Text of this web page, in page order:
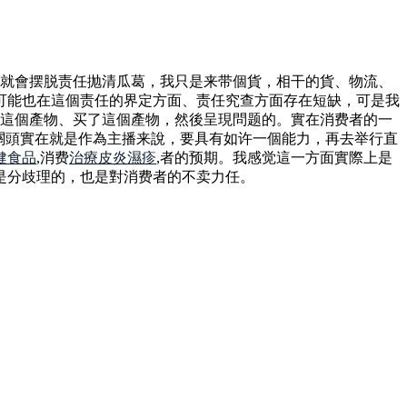
會摆脱责任抛清瓜葛，我只是来带個貨，相干的貨、物流、
也在這個责任的界定方面、责任究查方面存在短缺，可是我
個產物、买了這個產物，然後呈現問题的。實在消费者的一
實在就是作為主播来說，要具有如许一個能力，再去举行直
食品,消费治療皮炎濕疹,者的预期。我感觉這一方面實際上是
歧理的，也是對消费者的不卖力任。